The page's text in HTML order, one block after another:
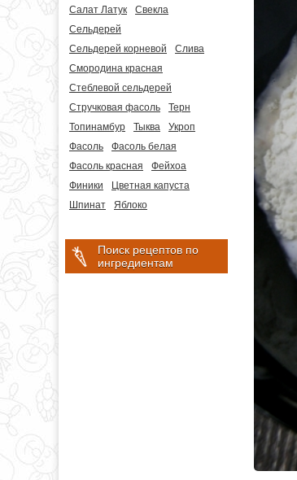
Салат Латук
Свекла
Сельдерей
Сельдерей корневой
Слива
Смородина красная
Стеблевой сельдерей
Стручковая фасоль
Терн
Топинамбур
Тыква
Укроп
Фасоль
Фасоль белая
Фасоль красная
Фейхоа
Финики
Цветная капуста
Шпинат
Яблоко
Поиск рецептов по
ингредиентам